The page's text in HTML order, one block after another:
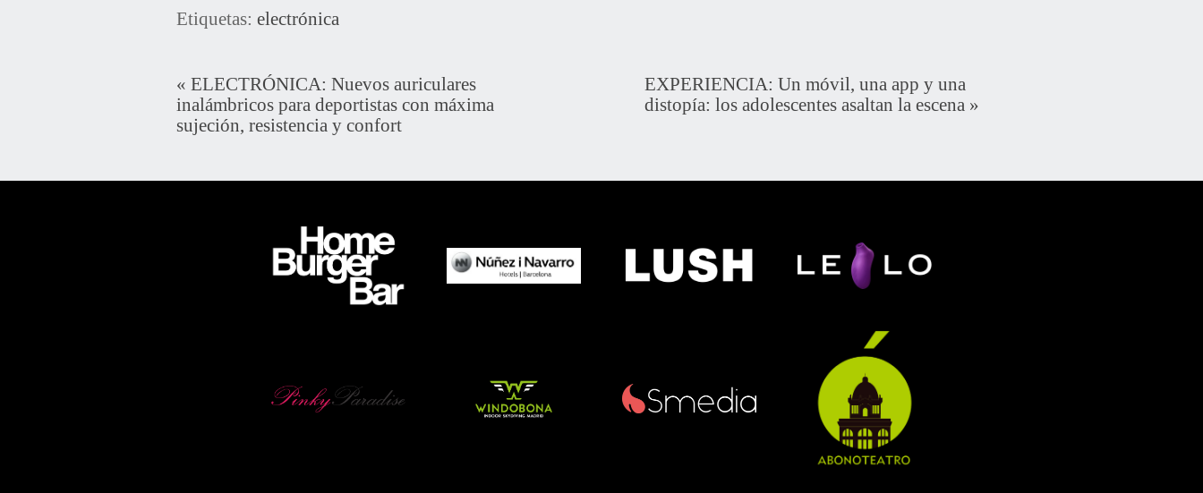
Etiquetas: electrónica
« ELECTRÓNICA: Nuevos auriculares
inalámbricos para deportistas con máxima
sujeción, resistencia y confort
EXPERIENCIA: Un móvil, una app y una
distopía: los adolescentes asaltan la escena »